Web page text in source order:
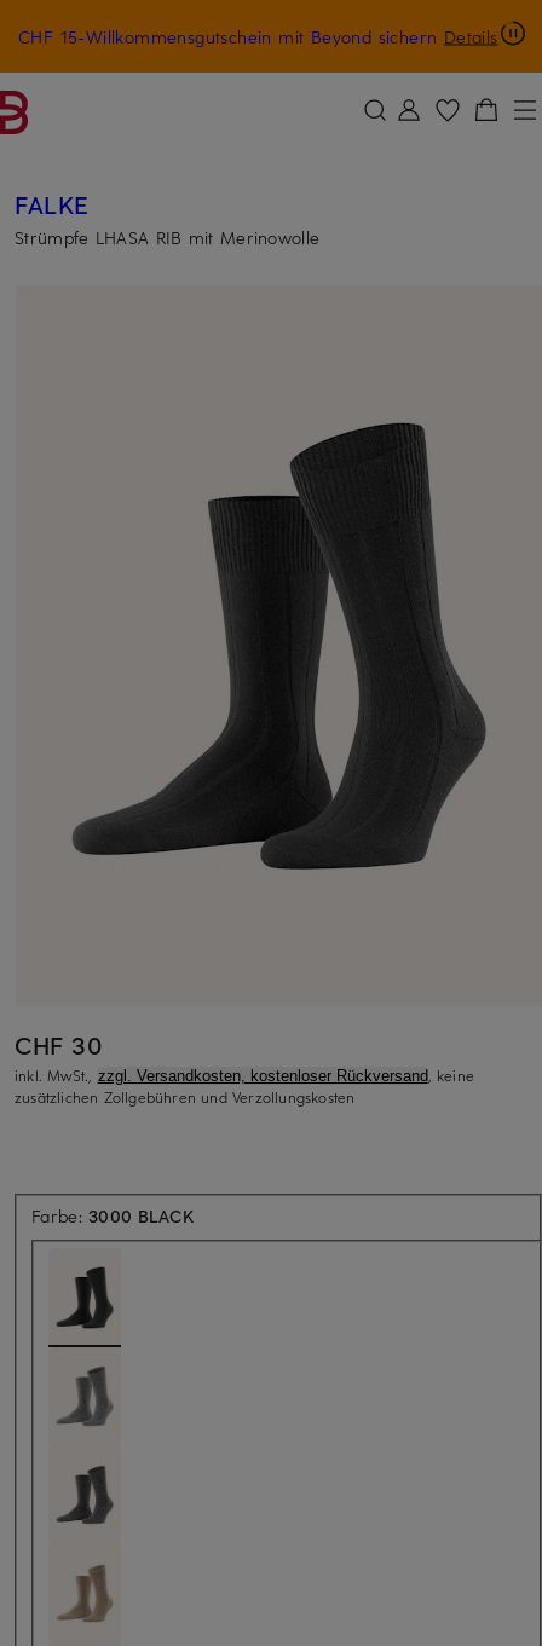
ZUM HAUPTINHALT ÜBERSPRINGEN ZUM SUCHFELD ÜBERSPRINGEN
CHF 15-Willkommensgutschein mit Beyond sichern Details
FALKE
Strümpfe LHASA RIB mit Merinowolle
CHF 30
inkl. MwSt., zzgl. Versandkosten, kostenloser Rückversand, keine
zusätzlichen Zollgebühren und Verzollungskosten
Farbe:3000 BLACK